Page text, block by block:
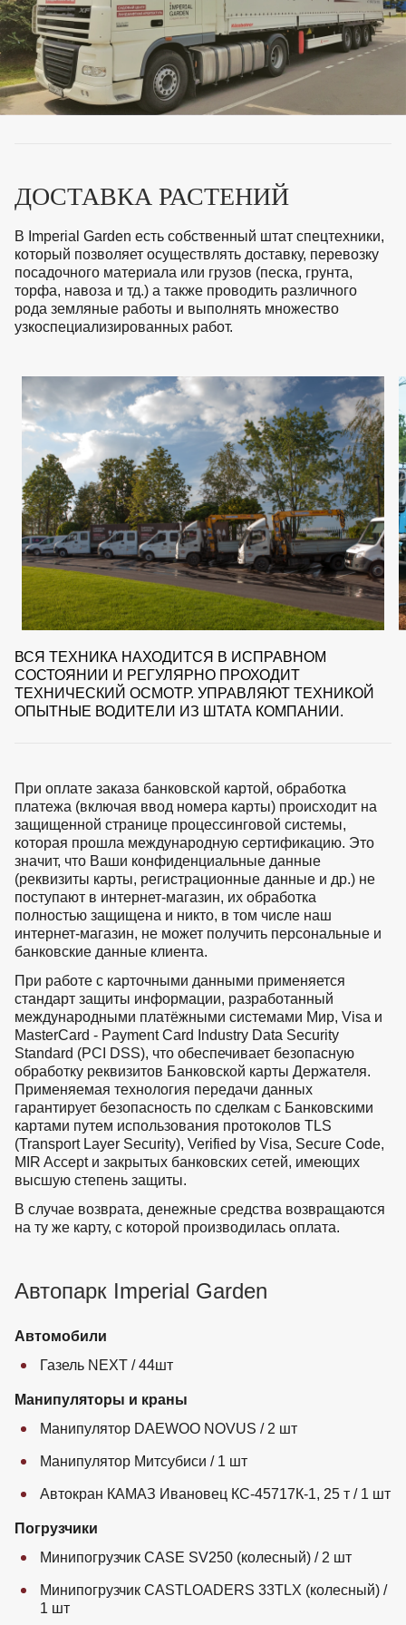
ДЕРЖАТЕЛИ
МАЛАЯ МЕХАНИЗАЦИЯ
ОТПУГИВАТЕЛИ ОТ ПТИЦ, НАСЕКОМЫХ И
ГРЫЗУНОВ
САДОВАЯ ОДЕЖДА И ОБУВЬ
САДОВЫЙ ИНСТРУМЕНТ
ТОВАРЫ ДЛЯ ТУРИЗМА И ПИКНИКА
ХОЗ ТОВАРЫ
Sale Новинки Акции
ВКА И
УХОД
+7 (495) 197 87
87
ДОСТАВКА РАСТЕНИЙ
В Imperial Garden есть собственный штат спецтехники,
который позволяет осуществлять доставку, перевозку
посадочного материала или грузов (песка, грунта,
торфа, навоза и тд.) а также проводить различного
рода земляные работы и выполнять множество
узкоспециализированных работ.
ВСЯ ТЕХНИКА НАХОДИТСЯ В ИСПРАВНОМ
СОСТОЯНИИ И РЕГУЛЯРНО ПРОХОДИТ
ТЕХНИЧЕСКИЙ ОСМОТР. УПРАВЛЯЮТ ТЕХНИКОЙ
ОПЫТНЫЕ ВОДИТЕЛИ ИЗ ШТАТА КОМПАНИИ.
При оплате заказа банковской картой, обработка
платежа (включая ввод номера карты) происходит на
защищенной странице процессинговой системы,
которая прошла международную сертификацию. Это
значит, что Ваши конфиденциальные данные
(реквизиты карты, регистрационные данные и др.) не
поступают в интернет-магазин, их обработка
полностью защищена и никто, в том числе наш
интернет-магазин, не может получить персональные и
банковские данные клиента.
При работе с карточными данными применяется
стандарт защиты информации, разработанный
международными платёжными системами Мир, Visa и
MasterCard - Payment Card Industry Data Security
Standard (PCI DSS), что обеспечивает безопасную
обработку реквизитов Банковской карты Держателя.
Применяемая технология передачи данных
гарантирует безопасность по сделкам с Банковскими
картами путем использования протоколов TLS
(Transport Layer Security), Verified by Visa, Secure Code,
MIR Accept и закрытых банковских сетей, имеющих
высшую степень защиты.
В случае возврата, денежные средства возвращаются
на ту же карту, с которой производилась оплата.
Автопарк Imperial Garden
Автомобили
Газель NEXT / 44шт
Манипуляторы и краны
Манипулятор DAEWOO NOVUS / 2 шт
Манипулятор Митсубиси / 1 шт
Автокран КАМАЗ Ивановец КС-45717К-1, 25 т / 1 шт
Погрузчики
Минипогрузчик CASE SV250 (колесный) / 2 шт
Минипогрузчик CASTLOADERS 33TLX (колесный) /
1 шт